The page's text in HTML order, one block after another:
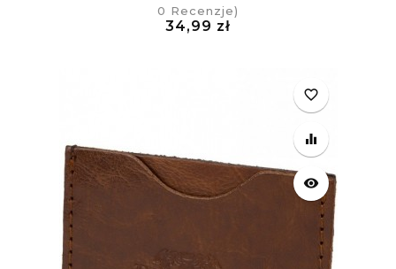
0 Recenzje)
34,99 zł
favorite_border
equalizer
visibility